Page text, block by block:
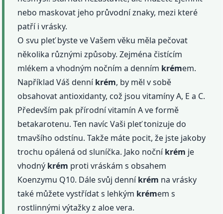
nebo maskovat jeho průvodní znaky, mezi které
patří i vrásky.
O svu pleť byste ve Vašem věku měla pečovat
několika různými způsoby. Zejména čistícím
mlékem a vhodným nočním a denním krémem.
Například Váš denníkrém, by měl v sobě
obsahovat antioxidanty, což jsou vitamíny A, E a C.
Především pak přírodní vitamín A ve formě
betakarotenu. Ten navíc Vaši pleť tonizuje do
tmavšího odstínu. Takže máte pocit, že jste jakoby
trochu opálená od sluníčka. Jako nočníkrém je
vhodný krém proti vráskám s obsahem
Koenzymu Q10. Dále svůj denníkrém na vrásky
také můžete vystřídat s lehkým krémem s
rostlinnými výtažky z aloe vera.